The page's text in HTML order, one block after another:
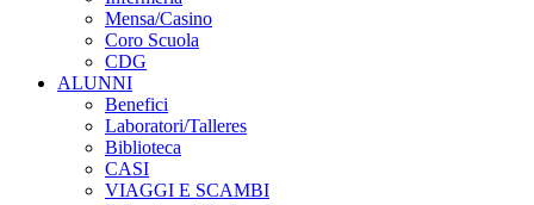
Mensa/Casino
Coro Scuola
CDG
ALUNNI
Benefici
Laboratori/Talleres
Biblioteca
CASI
VIAGGI E SCAMBI